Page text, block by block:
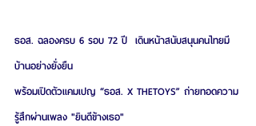
ธอส. ฉลองครบ 6 รอบ 72 ปี  เดินหน้าสนับสนุนคนไทยมี
บ้านอย่างยั่งยืน
พร้อมเปิดตัวแคมเปญ “ธอส. X THETOYS” ถ่ายทอดความ
รู้สึกผ่านเพลง "ยินดีข้างเธอ"